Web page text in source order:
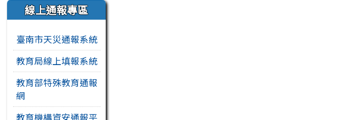
線上通報專區
臺南市天災通報系統
教育局線上填報系統
教育部特殊教育通報
網
教育機構資安通報平